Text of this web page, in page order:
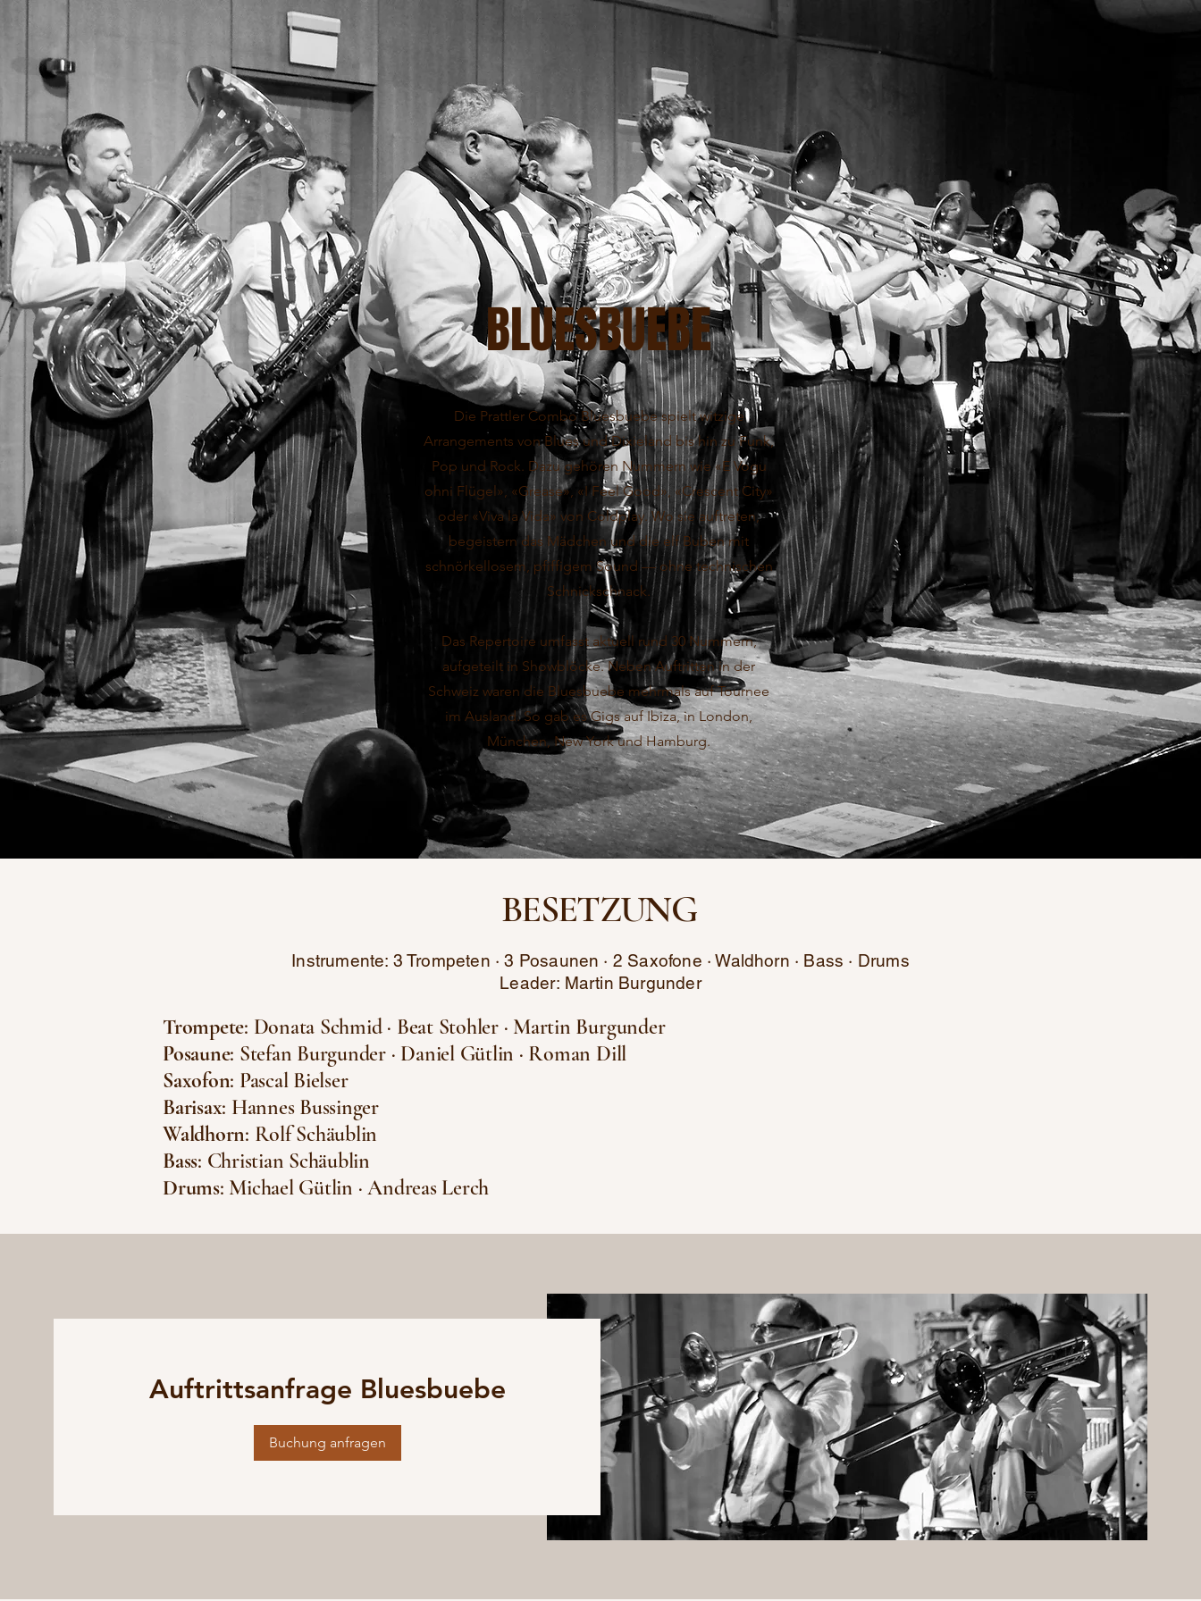
BLUESBUEBE
Die Prattler Combo Bluesbuebe spielt witzige
Arrangements von Blues und Dixieland bis hin zu Funk,
Pop und Rock. Dazu gehören Nummern wie «E Vogu
ohni Flügel», «Grease», «I Feel Good», «Crescent City»
oder «Viva la Vida» von Coldplay. Wo sie auftreten,
begeistern das Mädchen und die elf Buben mit
schnörkellosem, pfiffigem Sound — ohne technischen
Schnickschnack.
Das Repertoire umfasst aktuell rund 30 Nummern,
aufgeteilt in Showblöcke. Neben Auftritten in der
Schweiz waren die Bluesbuebe mehrmals auf Tournee
im Ausland. So gab es Gigs auf Ibiza, in London,
München, New York und Hamburg.
BESETZUNG
Instrumente: 3 Trompeten · 3 Posaunen · 2 Saxofone · Waldhorn · Bass · Drums
Leader: Martin Burgunder
Trompete: Donata Schmid · Beat Stohler · Martin Burgunder
Posaune: Stefan Burgunder · Daniel Gütlin · Roman Dill
Saxofon: Pascal Bielser
Barisax: Hannes Bussinger
Waldhorn: Rolf Schäublin
Bass: Christian Schäublin
Drums: Michael Gütlin · Andreas Lerch
Auftrittsanfrage Bluesbuebe
Buchung anfragen